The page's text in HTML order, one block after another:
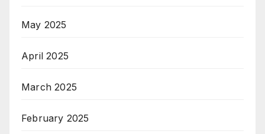
May 2025
April 2025
March 2025
February 2025